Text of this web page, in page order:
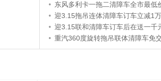
• 东风多利卡一拖二清障车全市最低
• 迎3.15拖吊连体清障车订车立减1
• 迎3.15联和清障车订车后在送一千元加
• 重汽360度旋转拖吊联体清障车免交购